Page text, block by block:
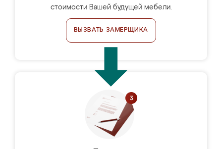
стоимости Вашей будущей мебели.
ВЫЗВАТЬ ЗАМЕРЩИКА